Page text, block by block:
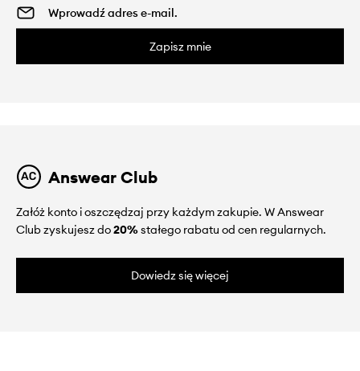
Zapisz mnie
Answear Club
Załóż konto i oszczędzaj przy każdym zakupie. W Answear
Club zyskujesz do20%stałego rabatu od cen regularnych.
Dowiedz się więcej